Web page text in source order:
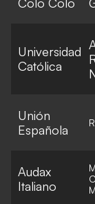
Universidad
Católica
Unión
Española
Audax
Italiano